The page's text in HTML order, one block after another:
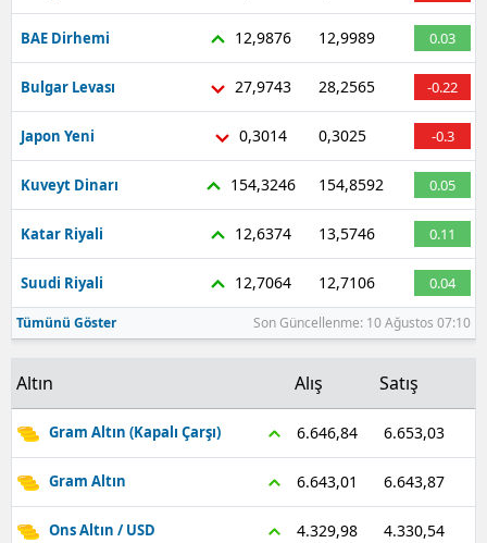
BAE Dirhemi 12,9876 12,9989 0.03
Bulgar Levası 27,9743 28,2565 -0.22
Japon Yeni 0,3014 0,3025 -0.3
Kuveyt Dinarı 154,3246 154,8592 0.05
Katar Riyali 12,6374 13,5746 0.11
Suudi Riyali 12,7064 12,7106 0.04
Tümünü Göster Son Güncellenme: 10 Ağustos 07:10
Altın Alış Satış
Gram Altın (Kapalı Çarşı) 6.646,84 6.653,03
Gram Altın 6.643,01 6.643,87
Ons Altın / USD 4.329,98 4.330,54